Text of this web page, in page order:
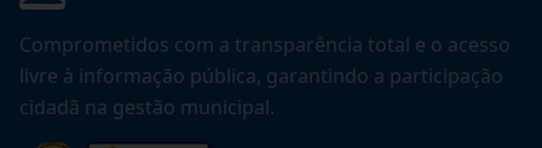
Comprometidos com a transparência total e o acesso
livre à informação pública, garantindo a participação
cidadã na gestão municipal.